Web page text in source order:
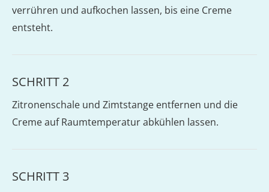
verrühren und aufkochen lassen, bis eine Creme
entsteht.
SCHRITT 2
Zitronenschale und Zimtstange entfernen und die
Creme auf Raumtemperatur abkühlen lassen.
SCHRITT 3